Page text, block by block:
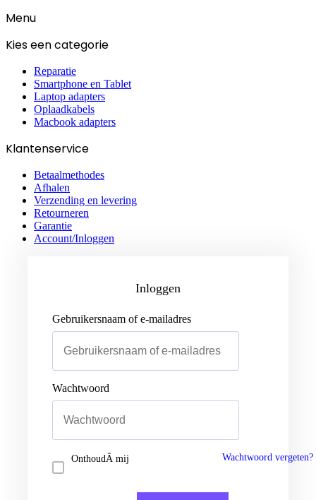
Menu
Kies een categorie
Reparatie
Smartphone en Tablet
Laptop adapters
Oplaadkabels
Macbook adapters
Klantenservice
Betaalmethodes
Afhalen
Verzending en levering
Retourneren
Garantie
Account/Inloggen
Gebruikersnaam of e-mailadres
Wachtwoord